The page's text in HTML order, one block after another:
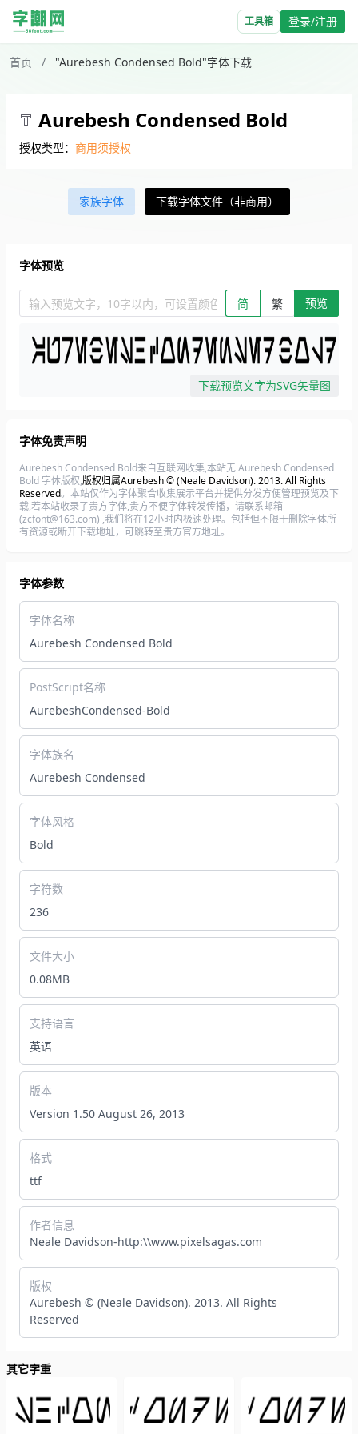
工具箱 登录/注册
首页 / "Aurebesh Condensed Bold"字体下载
Aurebesh Condensed Bold
授权类型： 商用须授权
家族字体 下载字体文件（非商用）
字体预览
输入预览文字，10字以内，可设置颜色、大小、简繁。回车查看效
简 繁 预览
下载预览文字为SVG矢量图
字体免责声明
Aurebesh Condensed Bold来自互联网收集,本站无 Aurebesh Condensed
Bold 字体版权,版权归属Aurebesh © (Neale Davidson). 2013. All Rights
Reserved。本站仅作为字体聚合收集展示平台并提供分发方便管理预览及下
载,若本站收录了贵方字体,贵方不便字体转发传播，请联系邮箱
(zcfont@163.com) ,我们将在12小时内极速处理。包括但不限于删除字体所
有资源或断开下载地址，可跳转至贵方官方地址。
字体参数
字体名称
Aurebesh Condensed Bold
PostScript名称
AurebeshCondensed-Bold
字体族名
Aurebesh Condensed
字体风格
Bold
字符数
236
文件大小
0.08MB
支持语言
英语
版本
Version 1.50 August 26, 2013
格式
ttf
作者信息
Neale Davidson-http:\\www.pixelsagas.com
版权
Aurebesh © (Neale Davidson). 2013. All Rights
Reserved
其它字重